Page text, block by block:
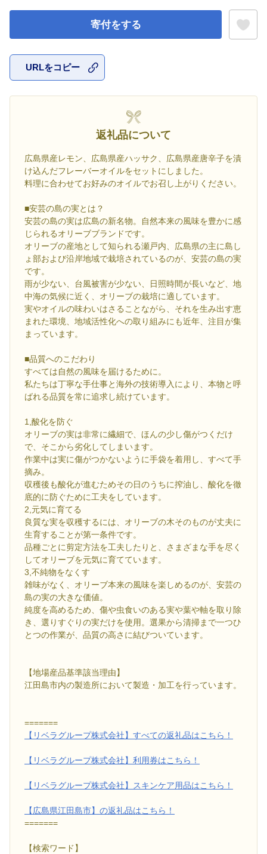
寄付をする
URLをコピー
返礼品について
広島県産レモン、広島県産ハッサク、広島県産唐辛子を漬
け込んだフレーバーオイルをセットにしました。
料理に合わせてお好みのオイルでお召し上がりください。
■安芸の島の実とは？
安芸の島の実は広島の新名物。自然本来の風味を豊かに感
じられるオリーブブランドです。
オリーブの産地として知られる瀬戸内、広島県の主に島し
ょ部および沿岸地域で栽培されているのが、安芸の島の実
です。
雨が少ない、台風被害が少ない、日照時間が長いなど、地
中海の気候に近く、オリーブの栽培に適しています。
実やオイルの味わいはさることながら、それを生み出す恵
まれた環境、地域活性化への取り組みにも近年、注目が集
まっています。
■品質へのこだわり
すべては自然の風味を届けるために。
私たちは丁寧な手仕事と海外の技術導入により、本物と呼
ばれる品質を常に追求し続けています。
1,酸化を防ぐ
オリーブの実は非常に繊細で、ほんの少し傷がつくだけ
で、そこから劣化してしまいます。
作業中は実に傷がつかないように手袋を着用し、すべて手
摘み。
収穫後も酸化が進むためその日のうちに搾油し、酸化を徹
底的に防ぐために工夫をしています。
2,元気に育てる
良質な実を収穫するには、オリーブの木そのものが丈夫に
生育することが第一条件です。
品種ごとに剪定方法を工夫したりと、さまざまな手を尽く
してオリーブを元気に育てています。
3,不純物をなくす
雑味がなく、オリーブ本来の風味を楽しめるのが、安芸の
島の実の大きな価値。
純度を高めるため、傷や虫食いのある実や葉や軸を取り除
き、選りすぐりの実だけを使用。選果から清掃まで一つひ
とつの作業が、品質の高さに結びついています。
【地場産品基準該当理由】
江田島市内の製造所において製造・加工を行っています。
=======
【リベラグループ株式会社】すべての返礼品はこちら！
【リベラグループ株式会社】利用券はこちら！
【リベラグループ株式会社】スキンケア用品はこちら！
【広島県江田島市】の返礼品はこちら！
=======
【検索ワード】